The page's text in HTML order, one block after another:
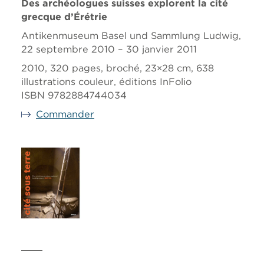
Des archéologues suisses explorent la cité
grecque d’Érétrie
Antikenmuseum Basel und Sammlung Ludwig,
22 septembre 2010 – 30 janvier 2011
2010, 320 pages, broché, 23×28 cm, 638
illustrations couleur, éditions InFolio
ISBN 9782884744034
Commander